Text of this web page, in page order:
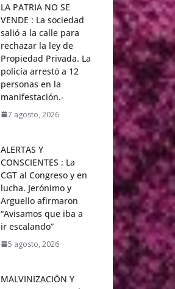
LA PATRIA NO SE
VENDE : La sociedad
salió a la calle para
rechazar la ley de
Propiedad Privada. La
policía arrestó a 12
personas en la
manifestación.-
7 agosto, 2026
ALERTAS Y
CONSCIENTES : La
CGT al Congreso y en
lucha. Jerónimo y
Arguello afirmaron
“Avisamos que iba a
ir escalando”
5 agosto, 2026
MALVINIZACIÖN Y